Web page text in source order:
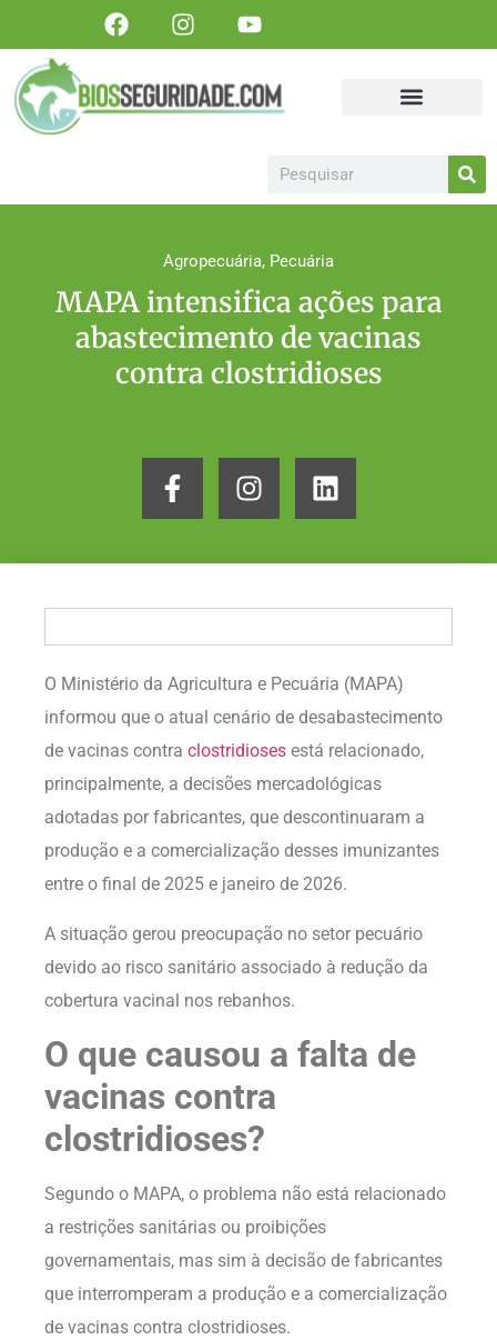
Agropecuária, Pecuária
MAPA intensifica ações para
abastecimento de vacinas
contra clostridioses
O Ministério da Agricultura e Pecuária (MAPA)
informou que o atual cenário de desabastecimento
de vacinas contra clostridioses está relacionado,
principalmente, a decisões mercadológicas
adotadas por fabricantes, que descontinuaram a
produção e a comercialização desses imunizantes
entre o final de 2025 e janeiro de 2026.
A situação gerou preocupação no setor pecuário
devido ao risco sanitário associado à redução da
cobertura vacinal nos rebanhos.
O que causou a falta de
vacinas contra
clostridioses?
Segundo o MAPA, o problema não está relacionado
a restrições sanitárias ou proibições
governamentais, mas sim à decisão de fabricantes
que interromperam a produção e a comercialização
de vacinas contra clostridioses.